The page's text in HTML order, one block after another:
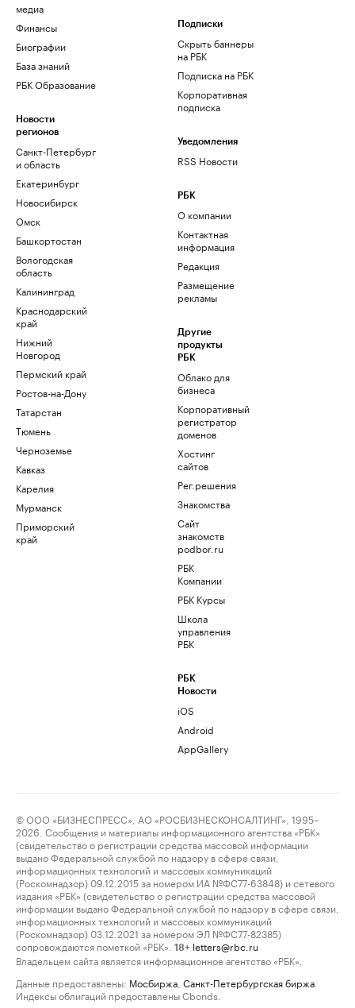
медиа
Финансы
Биографии
База знаний
РБК Образование
Новости
регионов
Санкт-Петербург
и область
Екатеринбург
Новосибирск
Омск
Башкортостан
Вологодская
область
Калининград
Краснодарский
край
Нижний
Новгород
Пермский край
Ростов-на-Дону
Татарстан
Тюмень
Черноземье
Кавказ
Карелия
Мурманск
Приморский
край
Подписки
Скрыть баннеры
на РБК
Подписка на РБК
Корпоративная
подписка
Уведомления
RSS Новости
РБК
О компании
Контактная
информация
Редакция
Размещение
рекламы
Другие
продукты
РБК
Облако для
бизнеса
Корпоративный
регистратор
доменов
Хостинг
сайтов
Рег.решения
Знакомства
Сайт
знакомств
podbor.ru
РБК
Компании
РБК Курсы
Школа
управления
РБК
РБК
Новости
iOS
Android
AppGallery
© ООО «БИЗНЕСПРЕСС», АО «РОСБИЗНЕСКОНСАЛТИНГ», 1995–
2026. Сообщения и материалы информационного агентства «РБК»
(свидетельство о регистрации средства массовой информации
выдано Федеральной службой по надзору в сфере связи,
информационных технологий и массовых коммуникаций
(Роскомнадзор) 09.12.2015 за номером ИА №ФС77-63848) и сетевого
издания «РБК» (свидетельство о регистрации средства массовой
информации выдано Федеральной службой по надзору в сфере связи,
информационных технологий и массовых коммуникаций
(Роскомнадзор) 03.12.2021 за номером ЭЛ №ФС77-82385)
сопровождаются пометкой «РБК».
18+ letters@rbc.ru
Владельцем сайта является информационное агентство «РБК».
Данные предоставлены: Мосбиржа Санкт-Петербургская биржа
Индексы облигаций предоставлены Cbonds.